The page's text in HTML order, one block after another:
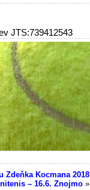
JTS:739412543
Zdeňka Kocmana 2018
– 16.6. Znojmo»